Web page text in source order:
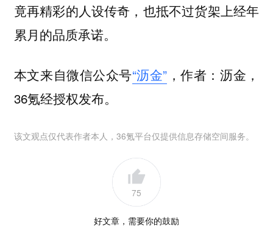
竟再精彩的人设传奇，也抵不过货架上经年
累月的品质承诺。
本文来自微信公众号“沥金” ，作者：沥金，
36氪经授权发布。
该文观点仅代表作者本人，36氪平台仅提供信息存储空间服务。
75
好文章，需要你的鼓励